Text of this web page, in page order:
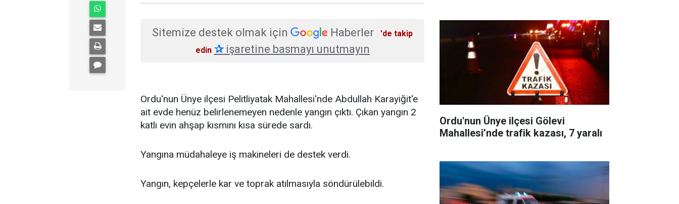
Sitemize destek olmak için Haberler
'de takip
edin ✰işaretine basmayı unutmayın
Ordu'nun Ünye ilçesi Pelitliyatak Mahallesi'nde Abdullah Karayiğit'e
ait evde henüz belirlenemeyen nedenle yangın çıktı. Çıkan yangın 2
katlı evin ahşap kısmını kısa sürede sardı.
Yangına müdahaleye iş makineleri de destek verdi.
Yangın, kepçelerle kar ve toprak atılmasıyla söndürülebildi.
Ordu'nun Ünye ilçesi Gölevi
Mahallesi’nde trafik kazası, 7 yaralı